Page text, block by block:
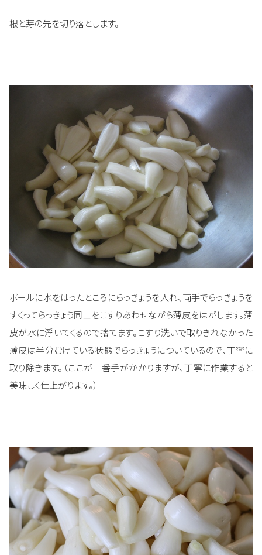
根と芽の先を切り落とします。
ボールに水をはったところにらっきょうを入れ、両手でらっきょうを
すくってらっきょう同士をこすりあわせながら薄皮をはがします。薄
皮が水に浮いてくるので捨てます。こすり洗いで取りきれなかった
薄皮は半分むけている状態でらっきょうについているので、丁寧に
取り除きます。（ここが一番手がかかりますが、丁寧に作業すると
美味しく仕上がります。）